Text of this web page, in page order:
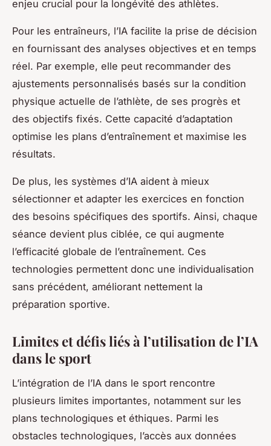
enjeu crucial pour la longévité des athlètes.
Pour les entraîneurs, l’IA facilite la prise de décision
en fournissant des analyses objectives et en temps
réel. Par exemple, elle peut recommander des
ajustements personnalisés basés sur la condition
physique actuelle de l’athlète, de ses progrès et
des objectifs fixés. Cette capacité d’adaptation
optimise les plans d’entraînement et maximise les
résultats.
De plus, les systèmes d’IA aident à mieux
sélectionner et adapter les exercices en fonction
des besoins spécifiques des sportifs. Ainsi, chaque
séance devient plus ciblée, ce qui augmente
l’efficacité globale de l’entraînement. Ces
technologies permettent donc une individualisation
sans précédent, améliorant nettement la
préparation sportive.
Limites et défis liés à l’utilisation de l’IA
dans le sport
L’intégration de l’IA dans le sport rencontre
plusieurs limites importantes, notamment sur les
plans technologiques et éthiques. Parmi les
obstacles technologiques, l’accès aux données